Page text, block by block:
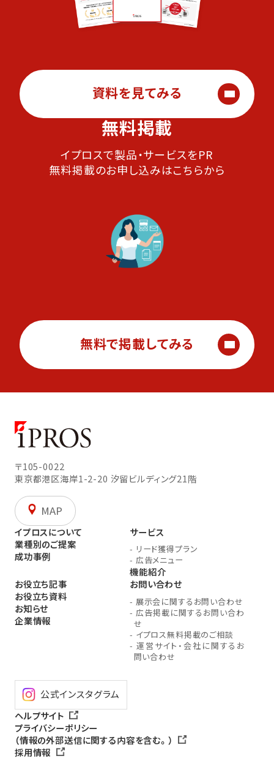
資料を見てみる
無料掲載
イプロスで製品・サービスをPR
無料掲載のお申し込みはこちらから
無料で掲載してみる
〒105-0022
東京都港区海岸1-2-20 汐留ビルディング21階
MAP
イプロスについて
業種別のご提案
成功事例
サービス
- リード獲得プラン
- 広告メニュー
機能紹介
お役立ち記事
お役立ち資料
お知らせ
企業情報
お問い合わせ
- 展示会に関するお問い合わせ
- 広告掲載に関するお問い合わ
せ
- イプロス無料掲載のご相談
- 運営サイト・会社に関するお
問い合わせ
公式インスタグラム
ヘルプサイト
プライバシーポリシー
（情報の外部送信に関する内容を含む。）
採用情報